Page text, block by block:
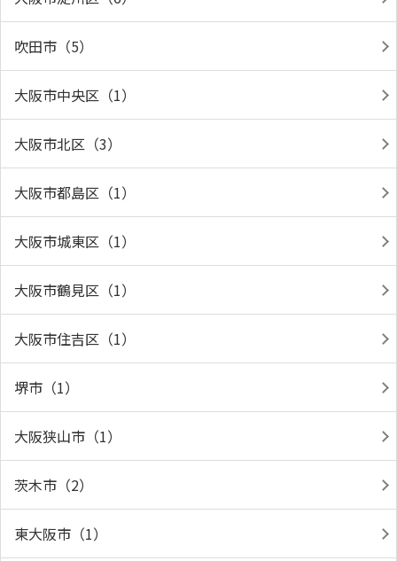
吹田市（5）
大阪市中央区（1）
大阪市北区（3）
大阪市都島区（1）
大阪市城東区（1）
大阪市鶴見区（1）
大阪市住吉区（1）
堺市（1）
大阪狭山市（1）
茨木市（2）
東大阪市（1）